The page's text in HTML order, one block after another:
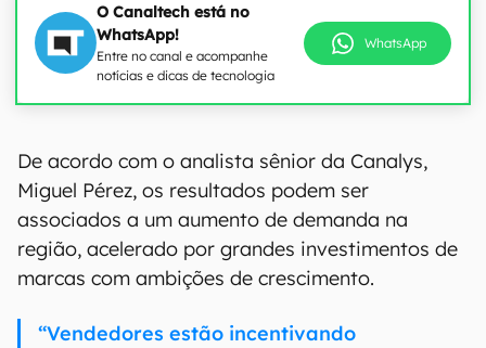
O Canaltech está no
WhatsApp!
Entre no canal e acompanhe
notícias e dicas de tecnologia
WhatsApp
De acordo com o analista sênior da Canalys,
Miguel Pérez, os resultados podem ser
associados a um aumento de demanda na
região, acelerado por grandes investimentos de
marcas com ambições de crescimento.
“Vendedores estão incentivando